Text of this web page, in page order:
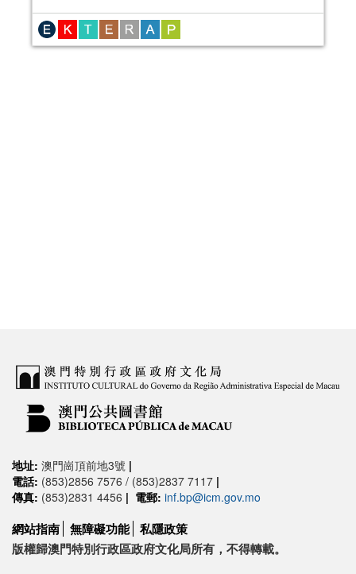
地址: 澳門崗頂前地3號 |
電話: (853)2856 7576 / (853)2837 7117 |
傳真: (853)2831 4456 | 電郵: inf.bp@icm.gov.mo
網站指南 無障礙功能 私隱政策
版權歸澳門特別行政區政府文化局所有，不得轉載。